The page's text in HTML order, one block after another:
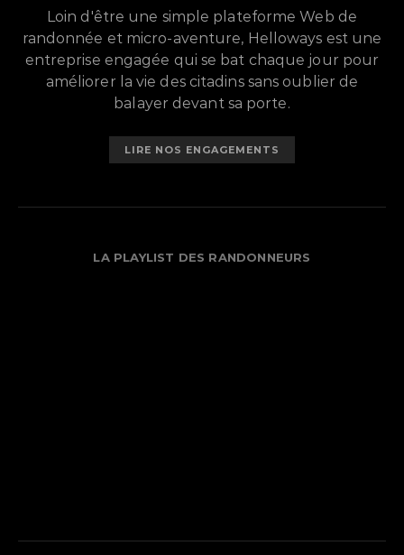
Loin d'être une simple plateforme Web de
randonnée et micro-aventure, Helloways est une
entreprise engagée qui se bat chaque jour pour
améliorer la vie des citadins sans oublier de
balayer devant sa porte.
LIRE NOS ENGAGEMENTS
LA PLAYLIST DES RANDONNEURS